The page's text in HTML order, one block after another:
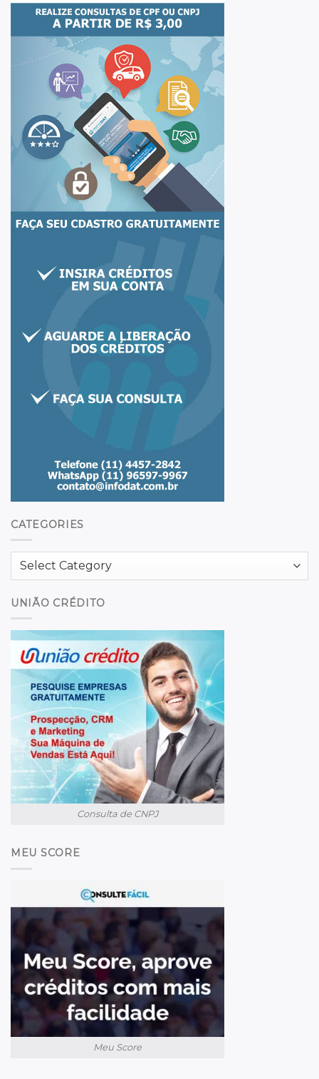
CATEGORIES
UNIÃO CRÉDITO
Consulta de CNPJ
MEU SCORE
Meu Score